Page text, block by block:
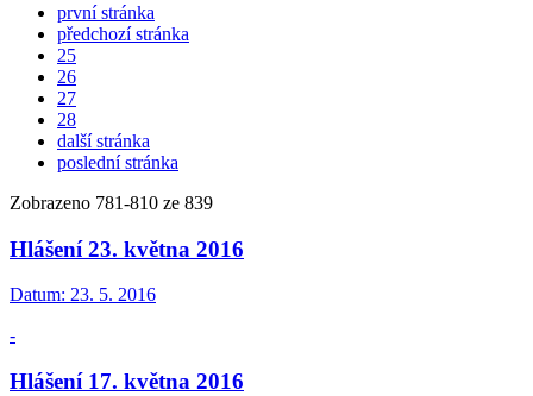
první stránka
předchozí stránka
25
26
27
28
další stránka
poslední stránka
Zobrazeno 781-810 ze 839
Hlášení 23. května 2016
Datum: 23. 5. 2016
-
Hlášení 17. května 2016